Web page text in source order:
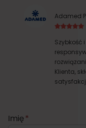
Szybkość
Klienta,
Adamed
Imię*